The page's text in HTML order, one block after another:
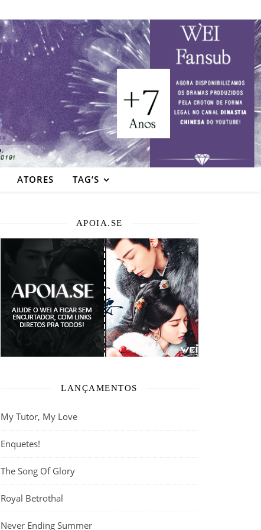
ATORES TAG’S
APOIA.SE
LANÇAMENTOS
My Tutor, My Love
Enquetes!
The Song Of Glory
Royal Betrothal
Never Ending Summer